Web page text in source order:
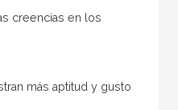
creencias en los
más aptitud y gusto